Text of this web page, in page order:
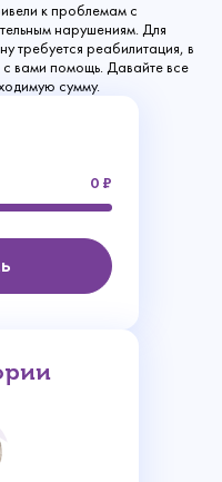
к проблемам с
нарушениям. Для
требуется реабилитация, в
вами помощь. Давайте все
сумму.
0